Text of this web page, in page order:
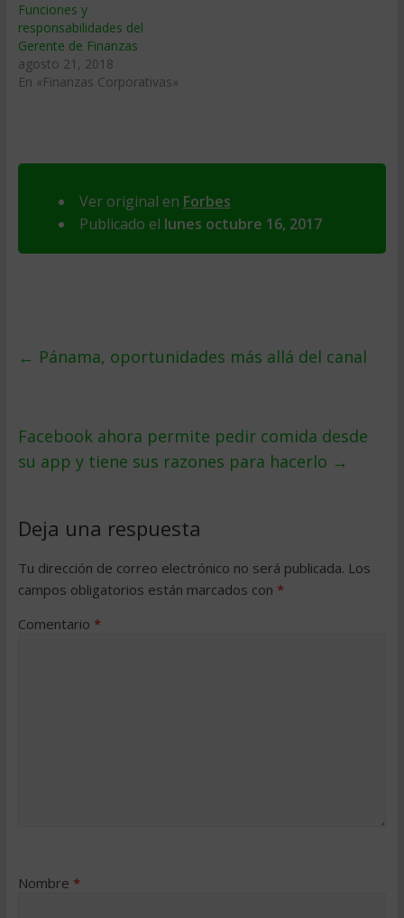
Funciones y
responsabilidades del
Gerente de Finanzas
agosto 21, 2018
En «Finanzas Corporativas»
Ver original en Forbes
Publicado el lunes octubre 16, 2017
← Pánama, oportunidades más allá del canal
Facebook ahora permite pedir comida desde
su app y tiene sus razones para hacerlo →
Deja una respuesta
Tu dirección de correo electrónico no será publicada. Los
campos obligatorios están marcados con *
Comentario *
Nombre *